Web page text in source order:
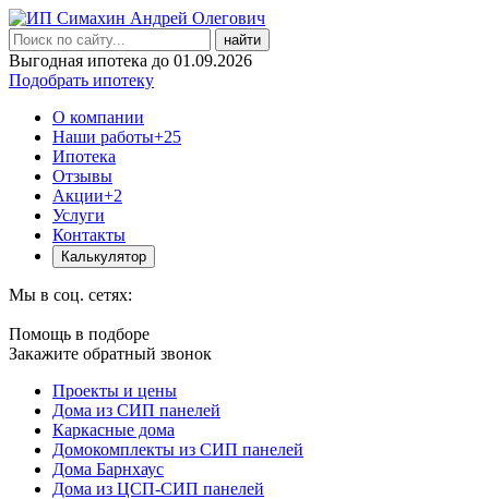
найти
Выгодная ипотека до 01.09.2026
Подобрать ипотеку
О компании
Наши работы+25
Ипотека
Отзывы
Акции+2
Услуги
Контакты
Калькулятор
Мы в соц. сетях:
Помощь в подборе
Закажите обратный звонок
Проекты и цены
Дома из СИП панелей
Каркасные дома
Домокомплекты из СИП панелей
Дома Барнхаус
Дома из ЦСП-СИП панелей